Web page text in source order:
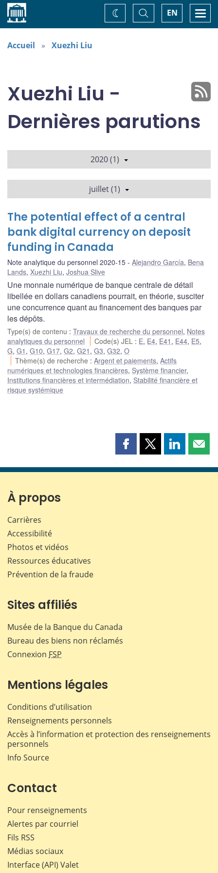
Accueil EN
Basculer
la
recherche
Changez
de
Accueil Xuezhi Liu
Xuezhi Liu -
Dernières parutions
2020 (1)
juillet (1)
The potential effect of a central
bank digital currency on deposit
funding in Canada
Note analytique du personnel 2020-15 Alejandro García, Bena
Lands, Xuezhi Liu, Joshua Slive
Une monnaie numérique de banque centrale de détail
libellée en dollars canadiens pourrait, en théorie, susciter
une concurrence quant au financement des banques par
les dépôts.
Type(s) de contenu : Travaux de recherche du personnel, Notes
analytiques du personnel
Code(s) JEL : E, E4, E41 , E44, E5,
G, G1 , G10, G17, G2, G21 , G3, G32, O
Thème(s) de recherche :Argent et paiements,Actifs
numériques et technologies financières, Système financier,
Institutions financières et intermédiation, Stabilité financière et
risque systémique
Partager
page
Partager
page
Partager
page page
À propos
Carrières
Accessibilité
Photos et vidéos
Ressources éducatives
Prévention de la fraude
Sites affiliés
Musée de la Banque du Canada
Bureau des biens non réclamés
Connexion FSP
Mentions légales
Conditions d’utilisation
Renseignements personnels
Accès à l’information et protection des renseignements
personnels
Info Source
Contact
Pour renseignements
Alertes par courriel
Fils RSS
Médias sociaux
Interface (API) Valet